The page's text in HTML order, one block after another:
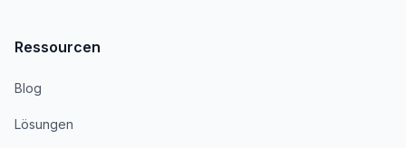
Ressourcen
Blog
Lösungen